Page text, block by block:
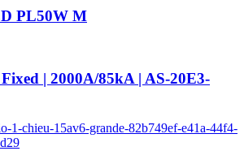
PL50W M
| 2000A/85kA | AS-20E3-